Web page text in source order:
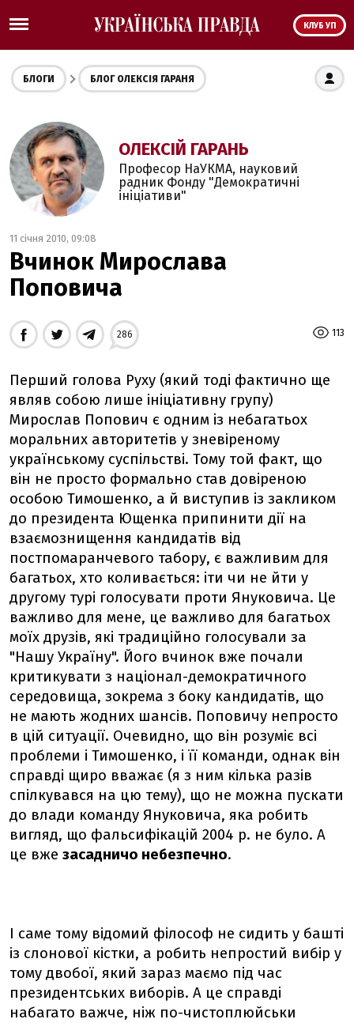
КЛУБ УП
БЛОГИ БЛОГ ОЛЕКСІЯ ГАРАНЯ
ОЛЕКСІЙ ГАРАНЬ
Професор НаУКМА, науковий
радник Фонду "Демократичні
ініціативи"
11 січня 2010, 09:08
Вчинок Мирослава
Поповича
113
286
Перший голова Руху (який тоді фактично ще
являв собою лише ініціативну групу)
Мирослав Попович є одним із небагатьох
моральних авторитетів у зневіреному
українському суспільстві. Тому той факт, що
він не просто формально став довіреною
особою Тимошенко, а й виступив із закликом
до президента Ющенка припинити дії на
взаємознищення кандидатів від
постпомаранчевого табору, є важливим для
багатьох, хто коливається: іти чи не йти у
другому турі голосувати проти Януковича. Це
важливо для мене, це важливо для багатьох
моїх друзів, які традиційно голосували за
"Нашу Україну". Його вчинок вже почали
критикувати з націонал-демократичного
середовища, зокрема з боку кандидатів, що
не мають жодних шансів. Поповичу непросто
в цій ситуації. Очевидно, що він розуміє всі
проблеми і Тимошенко, і її команди, однак він
справді щиро вважає (я з ним кілька разів
спілкувався на цю тему), що не можна пускати
до влади команду Януковича, яка робить
вигляд, що фальсифікацій 2004 р. не було. А
це вже засадничо небезпечно.
І саме тому відомий філософ не сидить у башті
із слонової кістки, а робить непростий вибір у
тому двобої, який зараз маємо під час
президентських виборів. А це справді
набагато важче, ніж по-чистоплюйськи